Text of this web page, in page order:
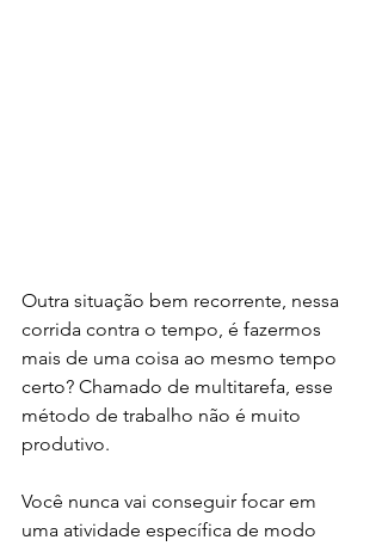
Outra situação bem recorrente, nessa
corrida contra o tempo, é fazermos
mais de uma coisa ao mesmo tempo
certo? Chamado de multitarefa, esse
método de trabalho não é muito
produtivo.
Você nunca vai conseguir focar em
uma atividade específica de modo